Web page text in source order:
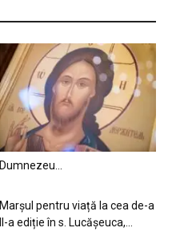
Dumnezeu…
Marșul pentru viață la cea de-a
II-a ediție în s. Lucășeuca,...